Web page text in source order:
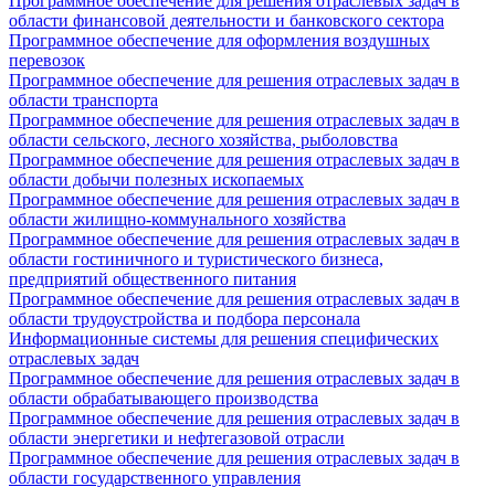
области финансовой деятельности и банковского сектора
Программное обеспечение для оформления воздушных
перевозок
Программное обеспечение для решения отраслевых задач в
области транспорта
Программное обеспечение для решения отраслевых задач в
области сельского, лесного хозяйства, рыболовства
Программное обеспечение для решения отраслевых задач в
области добычи полезных ископаемых
Программное обеспечение для решения отраслевых задач в
области жилищно-коммунального хозяйства
Программное обеспечение для решения отраслевых задач в
области гостиничного и туристического бизнеса,
предприятий общественного питания
Программное обеспечение для решения отраслевых задач в
области трудоустройства и подбора персонала
Информационные системы для решения специфических
отраслевых задач
Программное обеспечение для решения отраслевых задач в
области обрабатывающего производства
Программное обеспечение для решения отраслевых задач в
области энергетики и нефтегазовой отрасли
Программное обеспечение для решения отраслевых задач в
области государственного управления